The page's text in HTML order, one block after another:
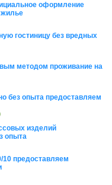
оформление
жилье
гостиницу без вредных
методом проживание на
без опыта предоставляем
изделий
опыта
10 предоставляем